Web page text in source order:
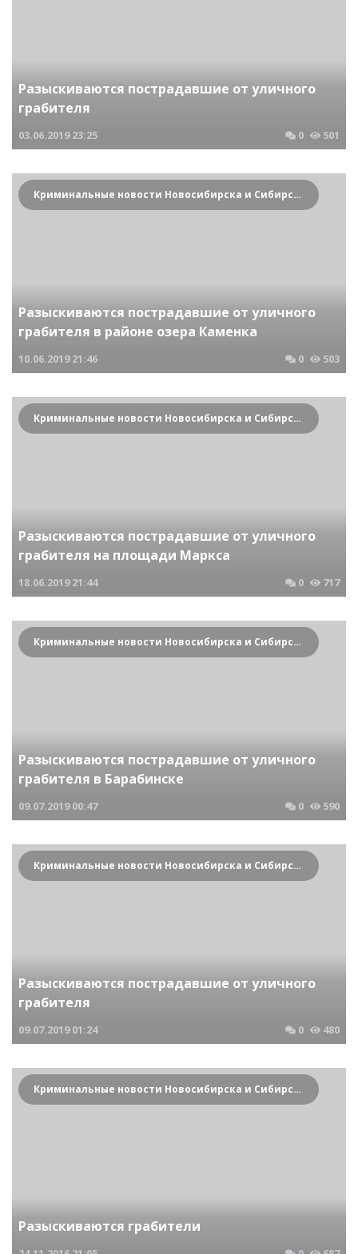
Разыскиваются пострадавшие от уличного
грабителя
03.06.2019 23:25 0 501
Криминальные новости Новосибирска и Сибирского региона
Разыскиваются пострадавшие от уличного
грабителя в районе озера Каменка
10.06.2019 21:46 0 503
Криминальные новости Новосибирска и Сибирского региона
Разыскиваются пострадавшие от уличного
грабителя на площади Маркса
18.06.2019 21:44 0 717
Криминальные новости Новосибирска и Сибирского региона
Разыскиваются пострадавшие от уличного
грабителя в Барабинске
09.07.2019 00:47 0 590
Криминальные новости Новосибирска и Сибирского региона
Разыскиваются пострадавшие от уличного
грабителя
09.07.2019 01:24 0 480
Криминальные новости Новосибирска и Сибирского региона
Разыскиваются грабители